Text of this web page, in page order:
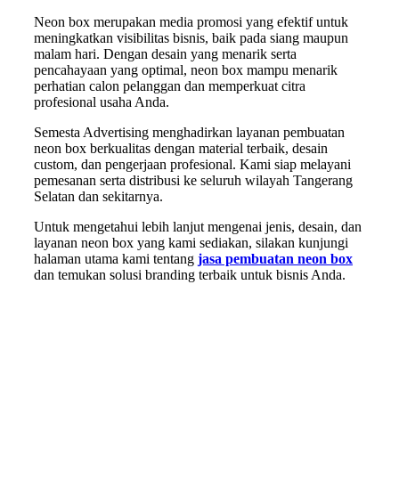
Neon box merupakan media promosi yang efektif untuk
meningkatkan visibilitas bisnis, baik pada siang maupun
malam hari. Dengan desain yang menarik serta
pencahayaan yang optimal, neon box mampu menarik
perhatian calon pelanggan dan memperkuat citra
profesional usaha Anda.
Semesta Advertising menghadirkan layanan pembuatan
neon box berkualitas dengan material terbaik, desain
custom, dan pengerjaan profesional. Kami siap melayani
pemesanan serta distribusi ke seluruh wilayah Tangerang
Selatan dan sekitarnya.
Untuk mengetahui lebih lanjut mengenai jenis, desain, dan
layanan neon box yang kami sediakan, silakan kunjungi
halaman utama kami tentang jasa pembuatan neon box
dan temukan solusi branding terbaik untuk bisnis Anda.